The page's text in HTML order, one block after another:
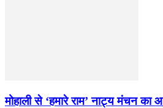
मोहाली से ‘हमारे राम’ नाट्य मंचन